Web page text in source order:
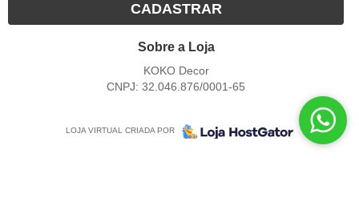
CADASTRAR
Sobre a Loja
KOKO Decor
CNPJ: 32.046.876/0001-65
LOJA VIRTUAL CRIADA POR